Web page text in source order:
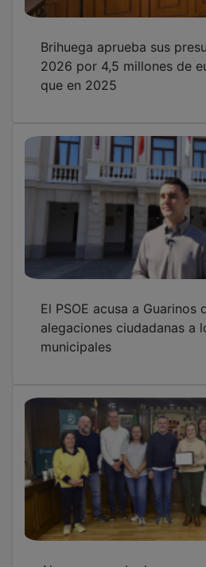
2026 por 4,5 millones de
que en 2025
alegaciones ciudadanas a
municipales